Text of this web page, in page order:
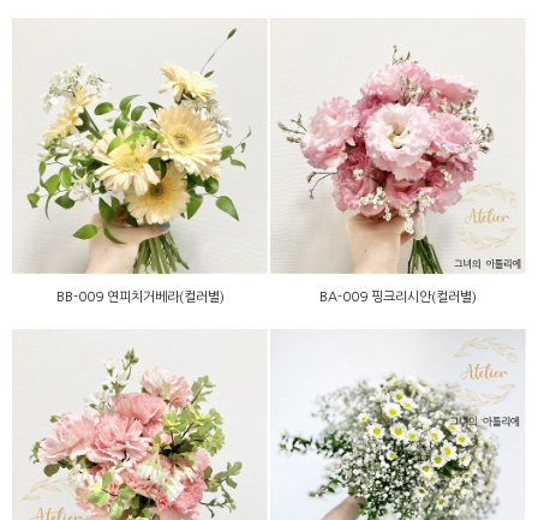
BB-009 연피치거베라(컬러
별)
BB-009 연피치거베라(컬러별)
BA-009 핑크리시안(컬러
별)
BA-009 핑크리시안(컬러별)
BA-005 핑크카네이션(컬러
별)
BB-015 안개꽃믹스